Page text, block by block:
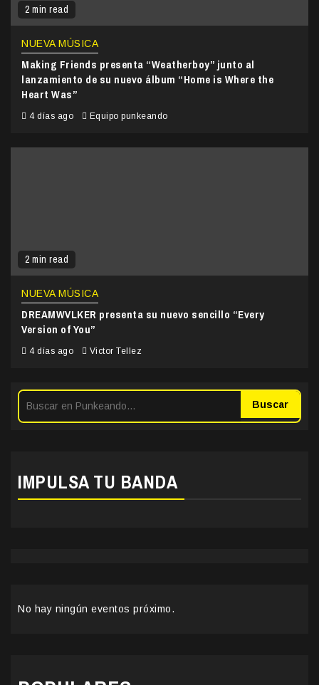
2 min read
NUEVA MÚSICA
Making Friends presenta “Weatherboy” junto al
lanzamiento de su nuevo álbum “Home is Where the
Heart Was”
4 días ago Equipo punkeando
2 min read
NUEVA MÚSICA
DREAMWVLKER presenta su nuevo sencillo “Every
Version of You”
4 días ago Victor Tellez
Buscar
IMPULSA TU BANDA
No hay ningún eventos próximo.